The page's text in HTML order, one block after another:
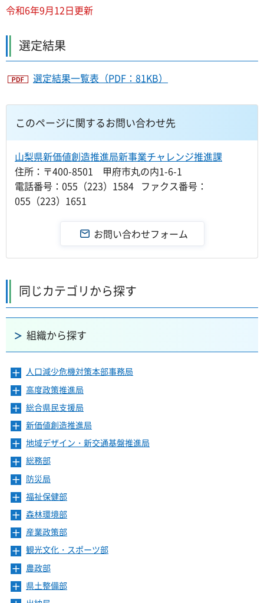
令和6年9月12日更新
選定結果
選定結果一覧表（PDF：81KB）
このページに関するお問い合わせ先
山梨県新価値創造推進局新事業チャレンジ推進課
住所：〒400-8501 甲府市丸の内1-6-1
電話番号：055（223）1584 ファクス番号：
055（223）1651
同じカテゴリから探す
組織から探す
メ
ニ
ュ
ー
を
開
き
ま
す
人口減少危機対策本部事務局
メ
ニ
ュ
ー
を
開
き
ま
す
高度政策推進局
メ
ニ
ュ
ー
を
開
き
ま
す
総合県民支援局
メ
ニ
ュ
ー
を
開
き
ま
す
新価値創造推進局
メ
ニ
ュ
ー
を
開
き
ま
す
地域デザイン・新交通基盤推進局
メ
ニ
ュ
ー
を
開
き
ま
す
総務部
メ
ニ
ュ
ー
を
開
き
ま
す
防災局
メ
ニ
ュ
ー
を
開
き
ま
す
福祉保健部
メ
ニ
ュ
ー
を
開
き
ま
森林環境部
メ
ニ
ュ
ー
を
開
き
産業政策部
メ
ニ
ュ
ー
を
観光文化・スポーツ部
メ
ニ
ュ
農政部
メ
ニ
県土整備部